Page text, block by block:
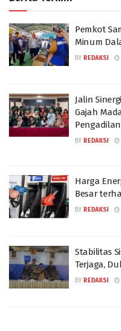
Pemkot
Minum
BY REDAKSI
Jalin
Gajah
BY REDAKSI
Harga
Besar
BY REDAKSI
Stabilitas
Terjaga,
BY REDAKSI